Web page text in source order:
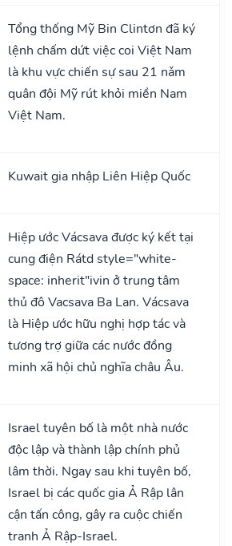
Tổng thống Mỹ Bin Clintơn đã ký
lệnh chấm dứt việc coi Việt Nam
là khu vực chiến sự sau 21 nǎm
quân đội Mỹ rút khỏi miền Nam
Việt Nam.
Kuwait gia nhập Liên Hiệp Quốc
Hiệp ước Vácsava được ký kết tại
cung điện Rátd style="white-
space: inherit"ivin ở trung tâm
thủ đô Vacsava Ba Lan. Vácsava
là Hiệp ước hữu nghị hợp tác và
tương trợ giữa các nước đồng
minh xã hội chủ nghĩa châu Âu.
Israel tuyên bố là một nhà nước
độc lập và thành lập chính phủ
lâm thời. Ngay sau khi tuyên bố,
Israel bị các quốc gia Ả Rập lân
cận tấn công, gây ra cuộc chiến
tranh Ả Rập-Israel.